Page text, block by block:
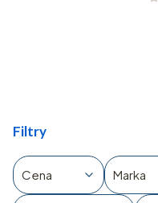
Filtry
Cena Marka